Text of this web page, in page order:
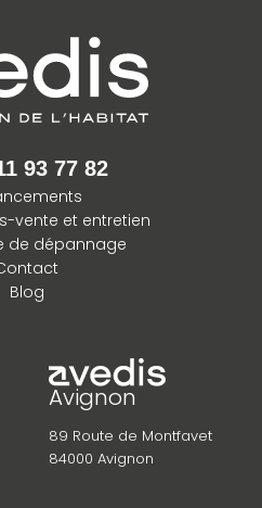
93 77 82
vente et entretien
de dépannage
Blog
Avignon
89 Route de Montfavet
84000 Avignon